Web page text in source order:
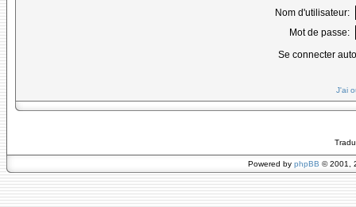
Nom d'utilisateur:
Mot de passe:
Se connecter
J'ai
Powered by phpBB © 2001,